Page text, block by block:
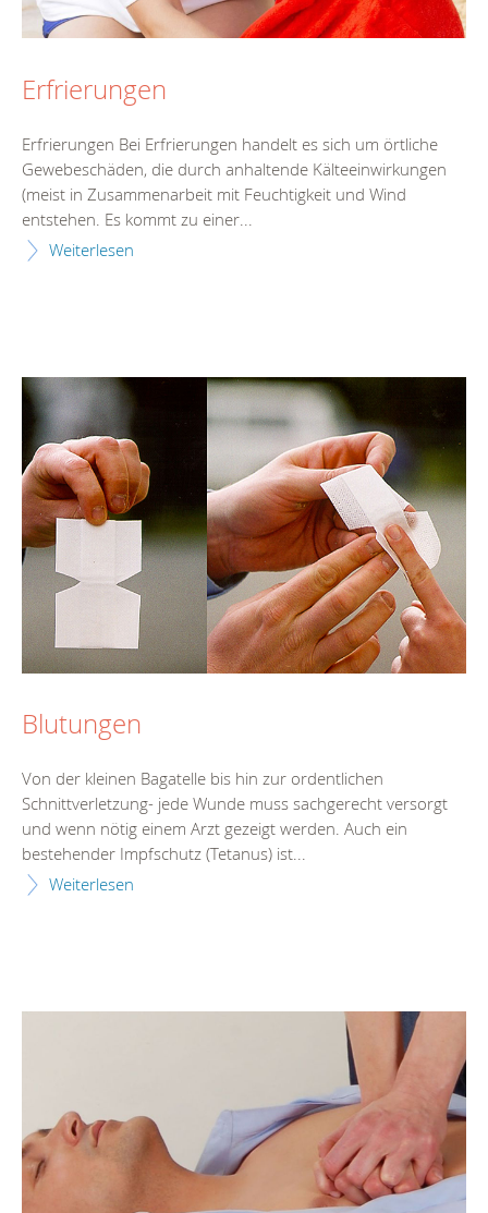
Erfrierungen
Erfrierungen Bei Erfrierungen handelt es sich um örtliche
Gewebeschäden, die durch anhaltende Kälteeinwirkungen
(meist in Zusammenarbeit mit Feuchtigkeit und Wind
entstehen. Es kommt zu einer...
Weiterlesen
Blutungen
Von der kleinen Bagatelle bis hin zur ordentlichen
Schnittverletzung- jede Wunde muss sachgerecht versorgt
und wenn nötig einem Arzt gezeigt werden. Auch ein
bestehender Impfschutz (Tetanus) ist...
Weiterlesen